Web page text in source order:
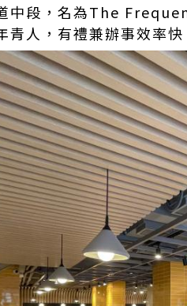
中段，名為The
青人，有禮兼辦事效率